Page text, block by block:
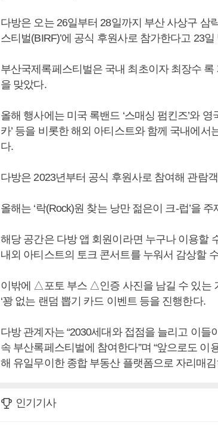
다방은 오는 26일부터 28일까지 부산 사상구 삼
스티벌(BIRF)’에 공식 후원사로 참가한다고 23일
부산국제록페스티벌은 국내 최초이자 최장수
을 맞았다.
올해 행사에는 미국 록밴드 ‘스매싱 펌킨즈’와 영
카’ 등을 비롯한 해외 아티스트와 함께 국내에
다.
다방은 2023년부터 공식 후원사로 참여해 관람
올해는 ‘락(Rock)원 찾는 낭만 젊은이 크-럽’을
해당 공간은 다방 앱 회원이라면 누구나 이용할
내외 아티스트의 토크 콘서트를 누워서 감상할
이밖에 △포토 부스 △인증 사진을 남길 수 있는
‘꽝 없는 랜덤 뽑기 카드 이벤트 등을 진행한다.
다방 관계자는 “2030세대와 접점을 늘리고 이
속 부산록페스티벌에 참여한다”며 “앞으로도
해 유일무이한 종합 부동산 플랫폼으로 자리매
인기기사